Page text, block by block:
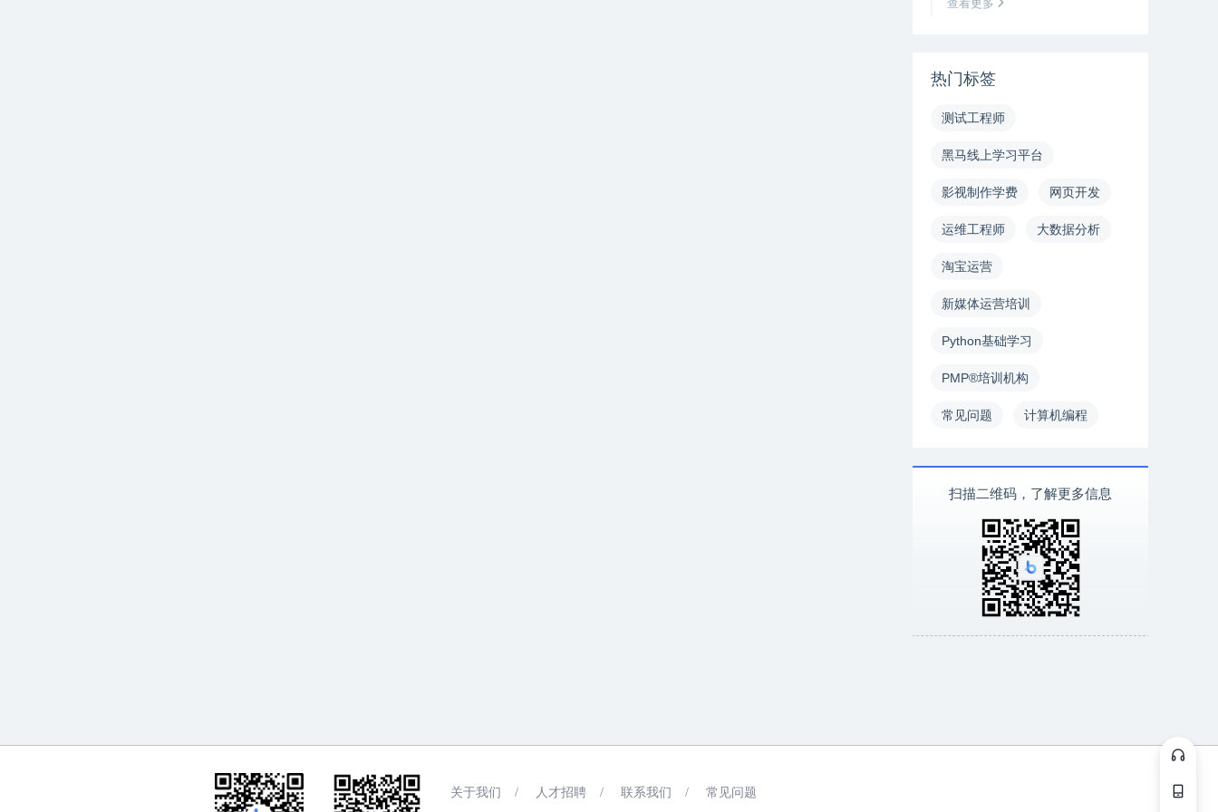
查看更多
热门标签
测试工程师
黑马线上学习平台
影视制作学费 网页开发
运维工程师 大数据分析
淘宝运营
新媒体运营培训
Python基础学习
PMP®培训机构
常见问题 计算机编程
扫描二维码，了解更多信息
关于我们 / 人才招聘 / 联系我们 / 常见问题